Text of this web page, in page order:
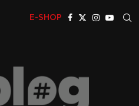
E-SHOP